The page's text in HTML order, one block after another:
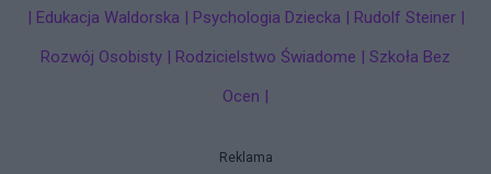
| Edukacja Waldorska | Psychologia Dziecka | Rudolf Steiner |
Rozwój Osobisty | Rodzicielstwo Świadome | Szkoła Bez
Ocen |
Reklama